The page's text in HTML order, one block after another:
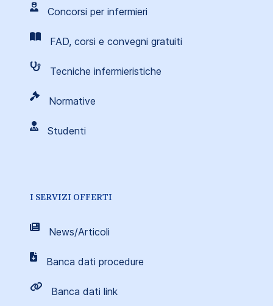
Concorsi per infermieri
FAD, corsi e convegni gratuiti
Tecniche infermieristiche
Normative
Studenti
I SERVIZI OFFERTI
News/Articoli
Banca dati procedure
Banca dati link